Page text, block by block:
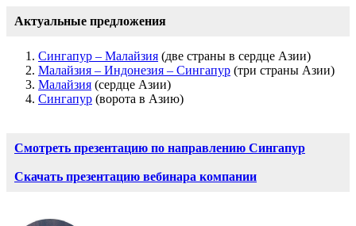
Актуальные предложения
Сингапур – Малайзия (две страны в сердце Азии)
Малайзия – Индонезия – Сингапур (три страны Азии)
Малайзия (сердце Азии)
Сингапур (ворота в Азию)
Смотреть презентацию по направлению Сингапур
Скачать презентацию вебинара компании